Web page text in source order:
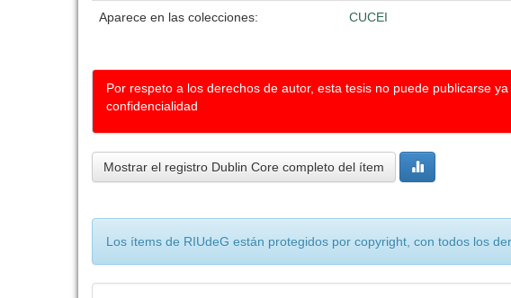
Aparece en las colecciones: CUCEI
Por respeto a los derechos de autor, esta tesis no puede publicarse
confidencialidad
Mostrar el registro Dublin Core completo del ítem
Los ítems de RIUdeG están protegidos por copyright, con todos los